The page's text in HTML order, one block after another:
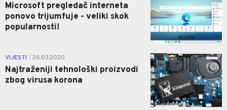
Microsoft pregledač interneta
ponovo trijumfuje - veliki skok
popularnosti!
VIJESTI 26.03.2020.
Najtraženiji tehnološki proizvodi
zbog virusa korona
0